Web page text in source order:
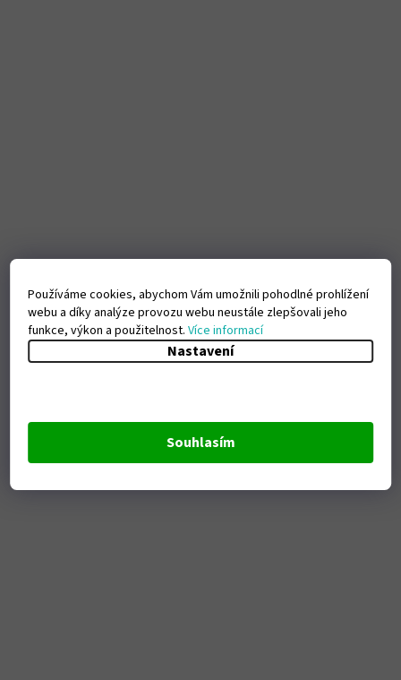
Používáme cookies, abychom Vám umožnili pohodlné prohlížení
webu a díky analýze provozu webu neustále zlepšovali jeho
funkce, výkon a použitelnost.Více informací
Nastavení
Souhlasím